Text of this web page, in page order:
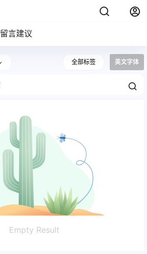
留言建议
全部标签 英文字体
Empty Result